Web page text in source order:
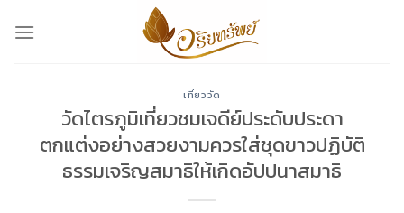
เที่ยววัด
วัดไตรภูมิเที่ยวชมเจดีย์ประดับประดา
ตกแต่งอย่างสวยงามควรใส่ชุดขาวปฏิบัติ
ธรรมเจริญสมาธิให้เกิดอัปปนาสมาธิ